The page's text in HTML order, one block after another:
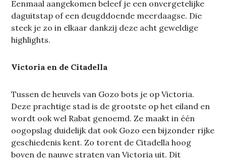
Eenmaal aangekomen beleef je een onvergetelijke
daguitstap of een deugddoende meerdaagse. Die
steek je zo in elkaar dankzij deze acht geweldige
highlights.
Victoria en de Citadella
Tussen de heuvels van Gozo bots je op Victoria.
Deze prachtige stad is de grootste op het eiland en
wordt ook wel Rabat genoemd. Ze maakt in één
oogopslag duidelijk dat ook Gozo een bijzonder rijke
geschiedenis kent. Zo torent de Citadella hoog
boven de nauwe straten van Victoria uit. Dit